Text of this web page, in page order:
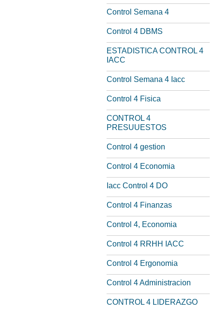
Control Semana 4
Control 4 DBMS
ESTADISTICA CONTROL 4
IACC
Control Semana 4 Iacc
Control 4 Fisica
CONTROL 4
PRESUUESTOS
Control 4 gestion
Control 4 Economia
Iacc Control 4 DO
Control 4 Finanzas
Control 4, Economia
Control 4 RRHH IACC
Control 4 Ergonomia
Control 4 Administracion
CONTROL 4 LIDERAZGO